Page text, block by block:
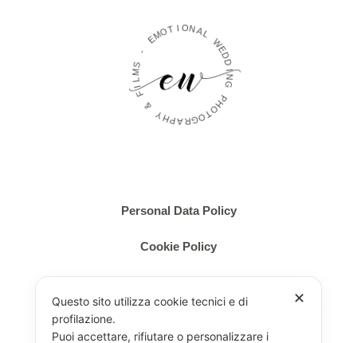
EMOT IONAL
W
E
D
D
I
N
G
P
H
O
T
O
G
R
A
P
H
Y
&
F
L
M
S
Personal Data Policy
Cookie Policy
✕
Questo sito utilizza cookie tecnici e di
profilazione.
Puoi accettare, rifiutare o personalizzare i